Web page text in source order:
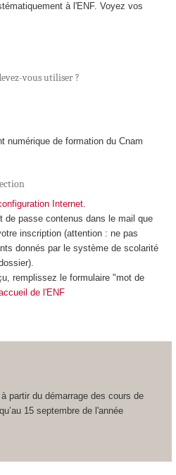
à l'ENF. Voyez vos
vous utiliser ?
numérique de formation du Cnam
Internet.
de passe contenus dans le mail que
inscription (attention : ne pas
donnés par le système de scolarité
remplissez le formulaire "mot de
de l'ENF
partir du démarrage des cours de
15 septembre de l'année